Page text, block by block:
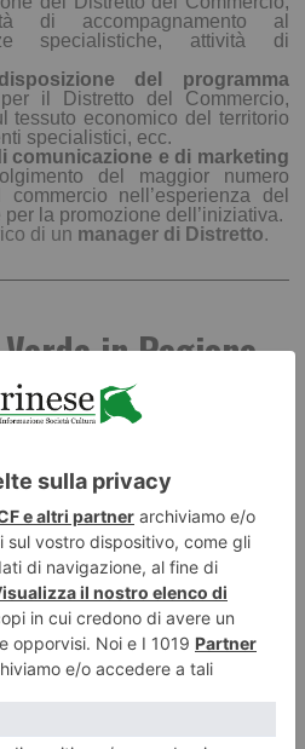
di accompagnamento al
specialistiche, attività di
del programma
il Distretto del Commercio,
tessuto economico del territorio
specialistici, ecc.
comunicazione e di marketing
del maggior numero
nell’esperienza del
la promozione dell’iniziativa.
di un manager di Distretto.
in Regione
CRONACA / ECONOMIA E SOCIETA'